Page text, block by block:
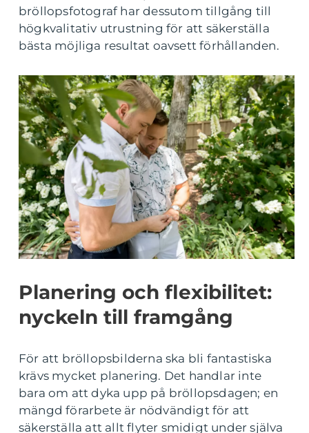
bröllopsfotograf har dessutom tillgång till
högkvalitativ utrustning för att säkerställa
bästa möjliga resultat oavsett förhållanden.
Planering och flexibilitet:
nyckeln till framgång
För att bröllopsbilderna ska bli fantastiska
krävs mycket planering. Det handlar inte
bara om att dyka upp på bröllopsdagen; en
mängd förarbete är nödvändigt för att
säkerställa att allt flyter smidigt under själva